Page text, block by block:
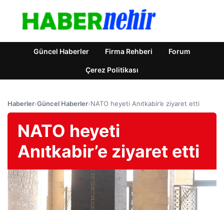
Güncel Haberler Firma Rehberi Forum
Çerez Politikası
Haberler›Güncel Haberler›NATO heyeti Anıtkabir’e ziyaret etti
NATO heyeti
Anıtkabir’e ziyaret etti